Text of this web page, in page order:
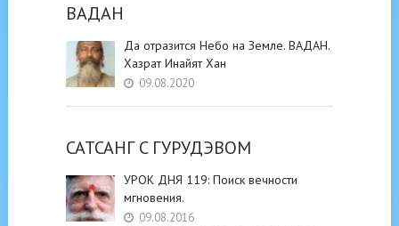
ВАДАН
Да отразится Небо на Земле. ВАДАН.
Хазрат Инайят Хан
09.08.2020
САТСАНГ C ГУРУДЭВОМ
УРОК ДНЯ 119: Поиск вечности
мгновения.
09.08.2016